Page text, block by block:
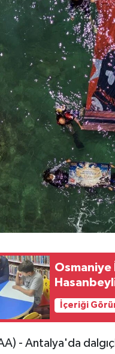
Osmaniye
İçeriği
- Antalya'da